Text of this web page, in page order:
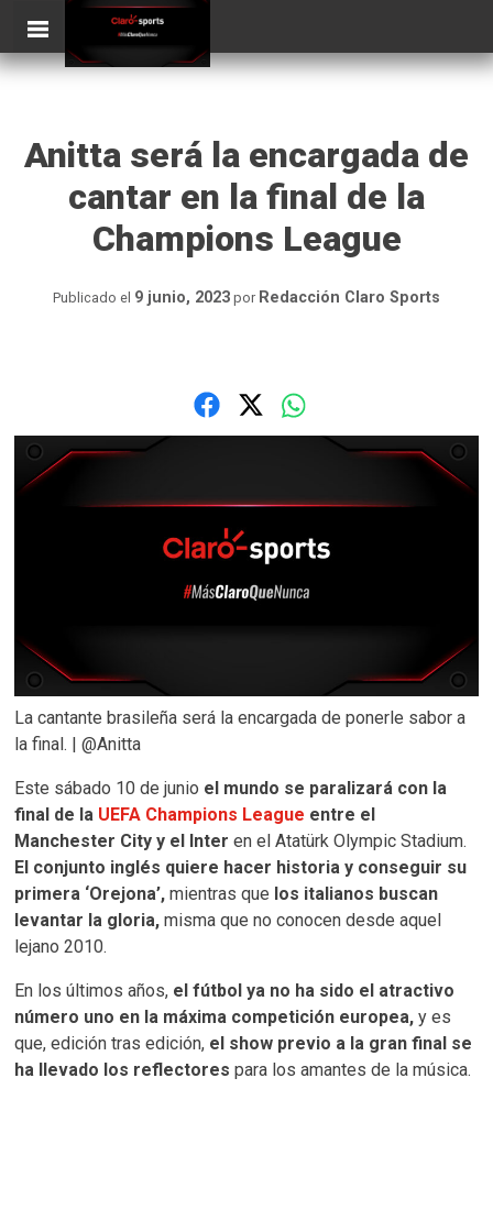
content
ClaroSports
Anitta será la encargada de
cantar en la final de la
Champions League
Publicado el 9 junio, 2023 por Redacción Claro Sports
La cantante brasileña será la encargada de ponerle sabor a
la final. | @Anitta
Este sábado 10 de junio el mundo se paralizará con la
final de la UEFA Champions League entre el
Manchester City y el Inter en el Atatürk Olympic Stadium.
El conjunto inglés quiere hacer historia y conseguir su
primera ‘Orejona’,mientras que los italianos buscan
levantar la gloria, misma que no conocen desde aquel
lejano 2010.
En los últimos años, el fútbol ya no ha sido el atractivo
número uno en la máxima competición europea, y es
que, edición tras edición, el show previo a la gran final se
ha llevado los reflectores para los amantes de la música.